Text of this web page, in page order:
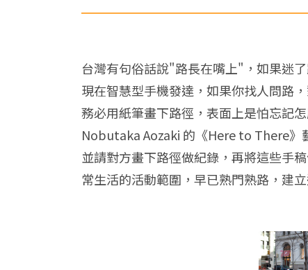
台灣有句俗話說"路長在嘴上"，如果迷
現在智慧型手機發達，如果你找人問路
務必用紙筆畫下路徑，表面上是怕忘記
Nobutaka Aozaki 的《Here to There》
並請對方畫下路徑做紀錄，再將這些手
常生活的活動範圍，早已熟門熟路，建